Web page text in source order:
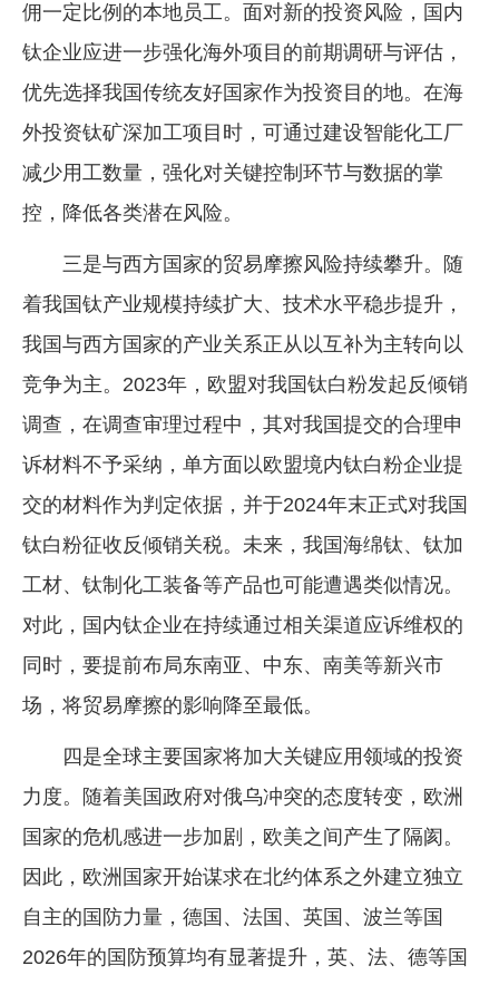
佣一定比例的本地员工。面对新的投资风险，国内
钛企业应进一步强化海外项目的前期调研与评估，
优先选择我国传统友好国家作为投资目的地。在海
外投资钛矿深加工项目时，可通过建设智能化工厂
减少用工数量，强化对关键控制环节与数据的掌
控，降低各类潜在风险。
三是与西方国家的贸易摩擦风险持续攀升。随
着我国钛产业规模持续扩大、技术水平稳步提升，
我国与西方国家的产业关系正从以互补为主转向以
竞争为主。2023年，欧盟对我国钛白粉发起反倾销
调查，在调查审理过程中，其对我国提交的合理申
诉材料不予采纳，单方面以欧盟境内钛白粉企业提
交的材料作为判定依据，并于2024年末正式对我国
钛白粉征收反倾销关税。未来，我国海绵钛、钛加
工材、钛制化工装备等产品也可能遭遇类似情况。
对此，国内钛企业在持续通过相关渠道应诉维权的
同时，要提前布局东南亚、中东、南美等新兴市
场，将贸易摩擦的影响降至最低。
四是全球主要国家将加大关键应用领域的投资
力度。随着美国政府对俄乌冲突的态度转变，欧洲
国家的危机感进一步加剧，欧美之间产生了隔阂。
因此，欧洲国家开始谋求在北约体系之外建立独立
自主的国防力量，德国、法国、英国、波兰等国
2026年的国防预算均有显著提升，英、法、德等国